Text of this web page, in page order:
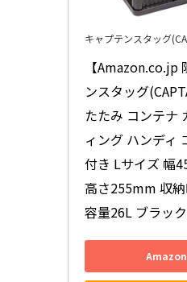
キャプテンスタッグ
【Amazon.co.jp
ンスタッグ
たたみ コンテナ
ィング ハンディ
付き Lサイズ 幅
高さ255mm 収
容量26L ブラッ
Amazon